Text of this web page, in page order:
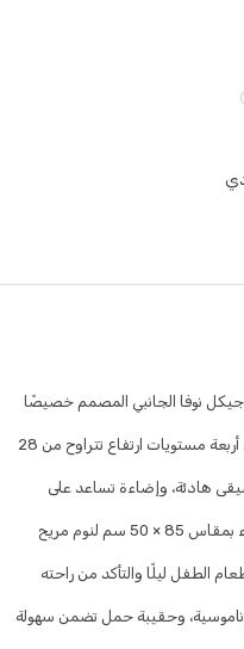
نوفا الجانبي المصمم خصيصًا
ثبّتي السرير بسريركِ بإحكام، واختاري من بين أربعة مستويات ارتفاع تتراوح من 28
هادئة، وإضاءة تساعد على
يتضمن السرير مرتبة ناعمة تسمح بمرور الهواء بمقاس 85 × 50 سم لنوم مريح
الطفل ليلًا والتأكد من راحته
وناموسية، وحقيبة حمل تضمن سهولة